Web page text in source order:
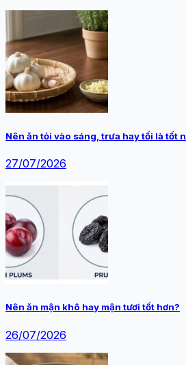
Nên ăn tỏi vào sáng, trưa hay tối là tốt
27/07/2026
Nên ăn mận khô hay mận tươi tốt hơn?
26/07/2026